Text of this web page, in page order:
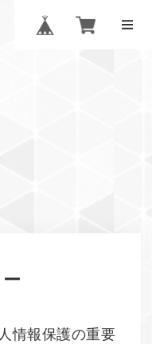
情報保護の重要